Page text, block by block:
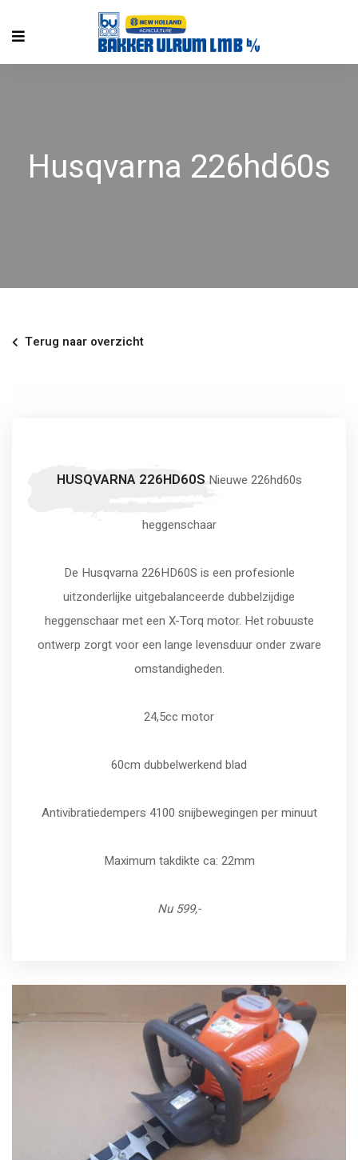
Husqvarna 226hd60s
Terug naar overzicht
HUSQVARNA 226HD60S Nieuwe 226hd60s
heggenschaar
De Husqvarna 226HD60S is een profesionle
uitzonderlijke uitgebalanceerde dubbelzijdige
heggenschaar met een X-Torq motor. Het robuuste
ontwerp zorgt voor een lange levensduur onder zware
omstandigheden.
24,5cc motor
60cm dubbelwerkend blad
Antivibratiedempers 4100 snijbewegingen per minuut
Maximum takdikte ca: 22mm
Nu 599,-